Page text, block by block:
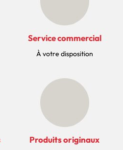
Service commercial
À votre disposition
Produits originaux